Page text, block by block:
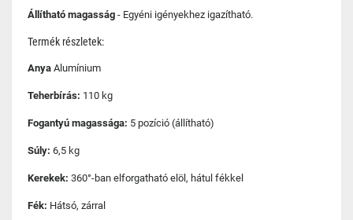
Állítható magasság - Egyéni igényekhez igazítható.
Termék részletek:
Anya Alumínium
Teherbírás: 110 kg
Fogantyú magassága: 5 pozíció (állítható)
Súly: 6,5 kg
Kerekek: 360°-ban elforgatható elöl, hátul fékkel
Fék: Hátsó, zárral